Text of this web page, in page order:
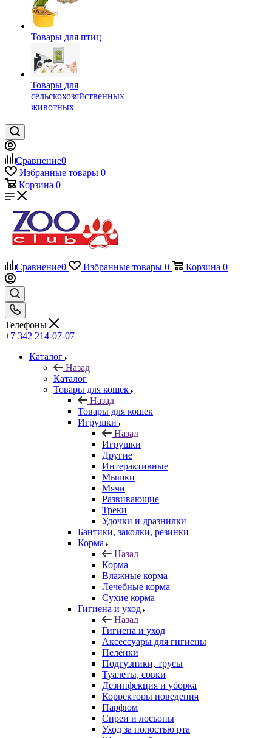
Товары для птиц
Товары для
сельскохозяйственных
животных
Сравнение0
Избранные товары 0
Корзина 0
Сравнение0 Избранные товары 0 Корзина 0
Телефоны
+7 342 214-07-07
Каталог
Назад
Каталог
Товары для кошек
Назад
Товары для кошек
Игрушки
Назад
Игрушки
Другие
Интерактивные
Мышки
Мячи
Развивающие
Треки
Удочки и дразнилки
Бантики, заколки, резинки
Корма
Назад
Корма
Влажные корма
Лечебные корма
Сухие корма
Гигиена и уход
Назад
Гигиена и уход
Аксессуары для гигиены
Пелёнки
Подгузники, трусы
Туалеты, совки
Дезинфекция и уборка
Корректоры поведения
Парфюм
Спреи и лосьоны
Уход за полостью рта